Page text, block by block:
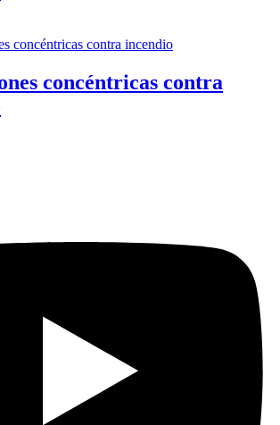
concéntricas contra